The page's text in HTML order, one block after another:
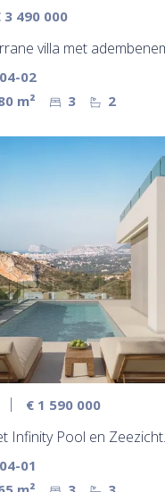
3 490 000
villa met
04-02
m² 3 2
€ 1 590 000
Infinity Pool en Zeezicht.
01